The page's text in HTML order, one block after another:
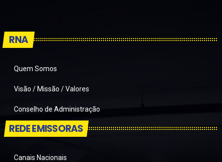
RNA
Quem Somos
Visão / Missão / Valores
Conselho de Administração
REDE EMISSORAS
Canais Nacionais